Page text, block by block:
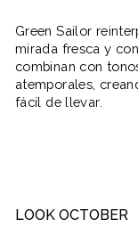
Green Sailor
mirada fresca y
combinan con
atemporales,
fácil de llevar.
LOOK OCTOBER